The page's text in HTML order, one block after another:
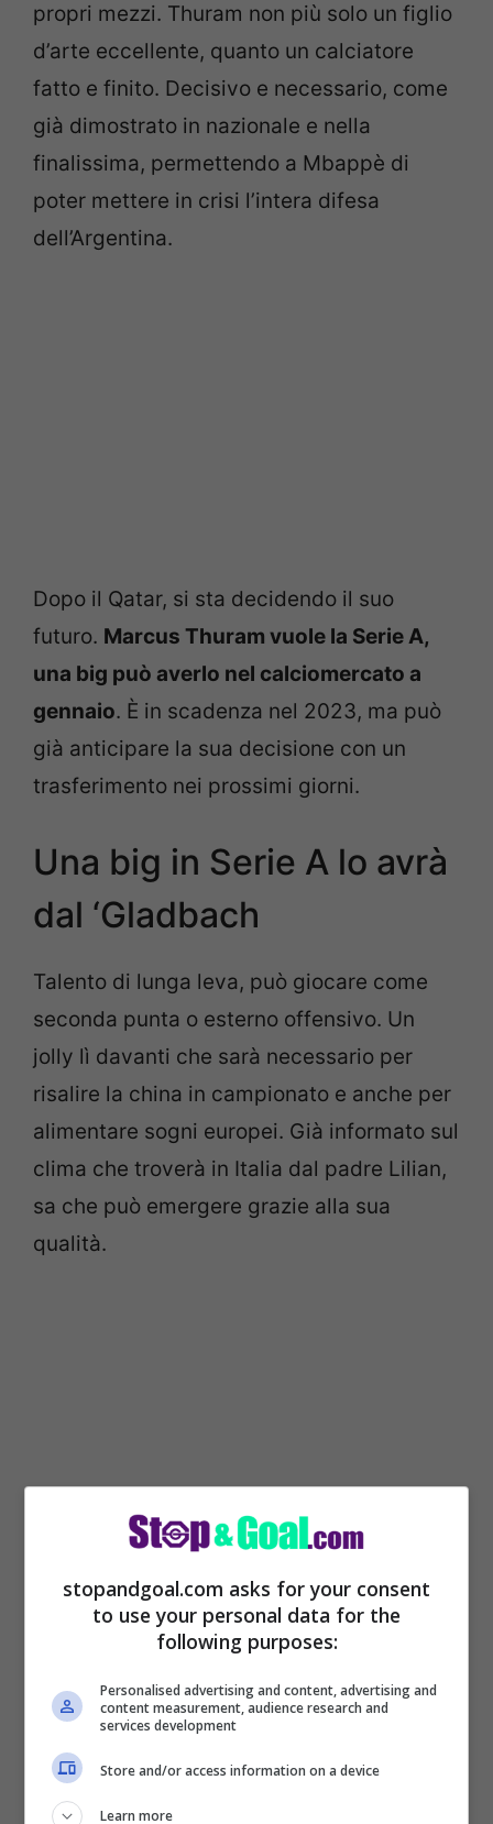
propri mezzi. Thuram non più solo un figlio
d’arte eccellente, quanto un calciatore
fatto e finito. Decisivo e necessario, come
già dimostrato in nazionale e nella
finalissima, permettendo a Mbappè di
poter mettere in crisi l’intera difesa
dell’Argentina.
Dopo il Qatar, si sta decidendo il suo
futuro. Marcus Thuram vuole la Serie A,
una big può averlo nel calciomercato a
gennaio. È in scadenza nel 2023, ma può
già anticipare la sua decisione con un
trasferimento nei prossimi giorni.
Una big in Serie A lo avrà
dal ‘Gladbach
Talento di lunga leva, può giocare come
seconda punta o esterno offensivo. Un
jolly lì davanti che sarà necessario per
risalire la china in campionato e anche per
alimentare sogni europei. Già informato sul
clima che troverà in Italia dal padre Lilian,
sa che può emergere grazie alla sua
qualità.
Come riportaGazzetta, Thuram è pronto
per la Serie A da vivere con la maglia
dell’Inter, la big che più di tutte lo punta nel
calciomercato. La Juve sembra essere
superata, Beppe Marotta ha questo unico e
grande obiettivo da raggiungere. Un
stopandgoal.com asks for your consent
to use your personal data for the
following purposes:
Personalised advertising and content, advertising and
content measurement, audience research and
services development
Store and/or access information on a device
Learn more